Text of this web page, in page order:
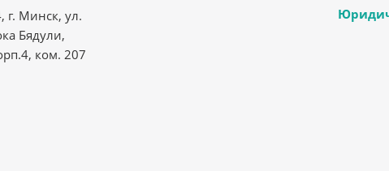
г. Минск, ул.
Бядули,
ком. 207